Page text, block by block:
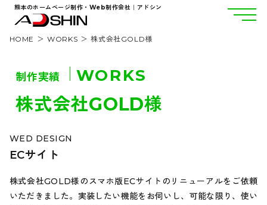
熊本のホームページ制作・Web制作会社｜アドシン
HOME WORKS 株式会社GOLD様
制作実績 WORKS
株式会社GOLD様
WED DESIGN
ECサイト
株式会社GOLD様のスマホ版ECサイトのリニューアルをご依頼
いただきました。実装したい機能をお伺いし、可能な限り、使い